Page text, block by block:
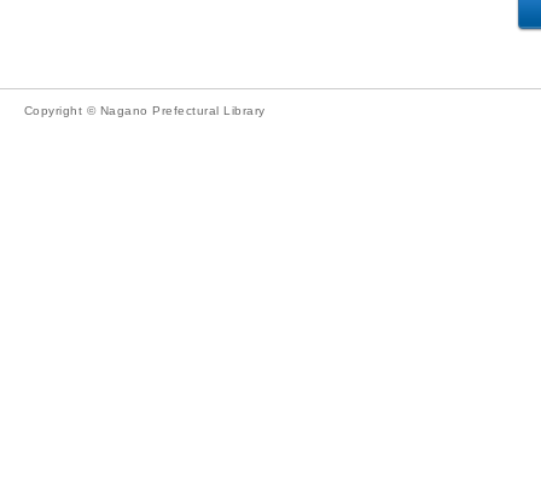
Copyright © Nagano Prefectural Library